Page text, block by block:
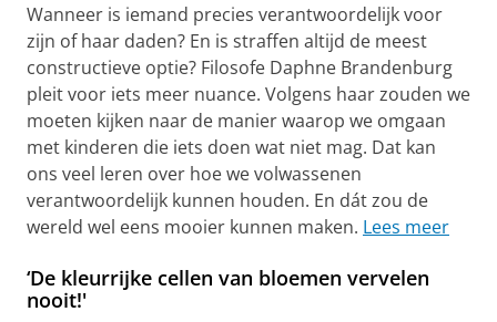
Wanneer is iemand precies verantwoordelijk voor
zijn of haar daden? En is straffen altijd de meest
constructieve optie? Filosofe Daphne Brandenburg
pleit voor iets meer nuance. Volgens haar zouden we
moeten kijken naar de manier waarop we omgaan
met kinderen die iets doen wat niet mag. Dat kan
ons veel leren over hoe we volwassenen
verantwoordelijk kunnen houden. En dát zou de
wereld wel eens mooier kunnen maken. Lees meer
‘De kleurrijke cellen van bloemen vervelen
nooit!'